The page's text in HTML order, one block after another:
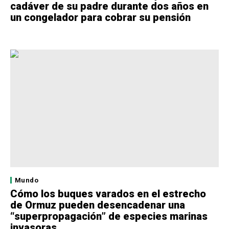
cadáver de su padre durante dos años en
un congelador para cobrar su pensión
Mundo
Cómo los buques varados en el estrecho
de Ormuz pueden desencadenar una
“superpropagación” de especies marinas